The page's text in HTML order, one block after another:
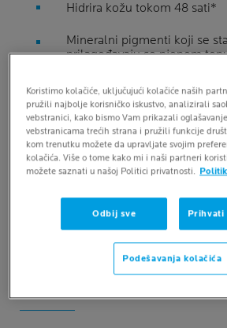
Hidrira kožu tokom 48 sati*
Mineralni pigmenti koji se
prilagođavaju se njenom
Za dehidriranu kožu bez sjaja
Obogaćeno hijaluronskom
zelenom tehnologijom
*Instrumentalni test, 23 žene
DOKAZANE
PREDNOSTI
Koristimo kolačiće, uključujući kolačiće naših
pružili najbolje korisničko iskustvo, analizirali
vebstranici, kako bismo Vam prikazali
vebstranicama trećih strana i pružili funkcije
kom trenutku možete da upravljate svojim
kolačića. Više o tome kako mi i naši partneri
možete saznati u našoj Politici privatnosti.
Odbij sve Prihvati
Podešavanja kolačića